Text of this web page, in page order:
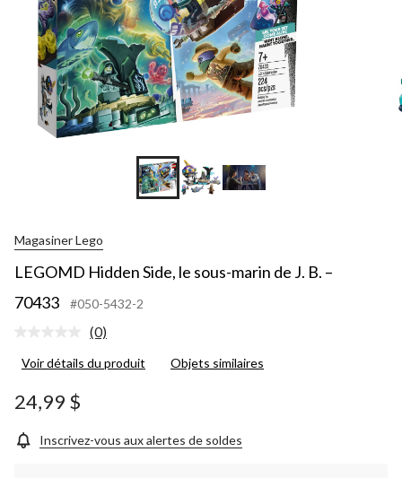
Magasiner Lego
LEGOMD Hidden Side, le sous-marin de J. B. –
70433
#050-5432-2
Aucune
pour
la
même
(0)
Voir détails du produit Objets similaires
24,99 $
Inscrivez-vous aux alertes de soldes